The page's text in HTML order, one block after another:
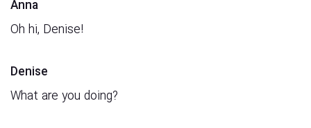
Anna
Oh hi, Denise!
Denise
What are you doing?